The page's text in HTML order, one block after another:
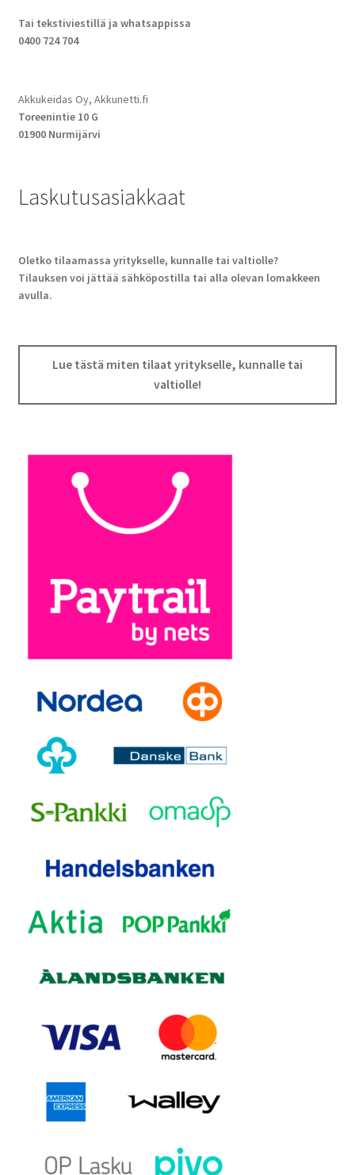
Tai tekstiviestillä ja whatsappissa
0400 724 704
Akkukeidas Oy, Akkunetti.fi
Toreenintie 10 G
01900 Nurmijärvi
Laskutusasiakkaat
Oletko tilaamassa yritykselle, kunnalle tai valtiolle?
Tilauksen voi jättää sähköpostilla tai alla olevan lomakkeen
avulla.
Lue tästä miten tilaat yritykselle, kunnalle tai
valtiolle!